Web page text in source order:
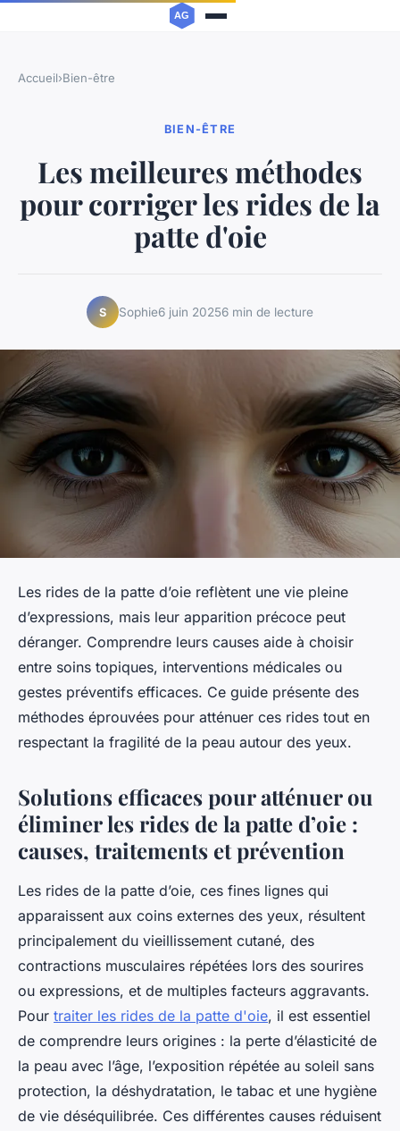
Accueil›Bien-être
BIEN-ÊTRE
Les meilleures méthodes
pour corriger les rides de la
patte d'oie
S Sophie6 juin 20256 min de lecture
Les rides de la patte d’oie reflètent une vie pleine
d’expressions, mais leur apparition précoce peut
déranger. Comprendre leurs causes aide à choisir
entre soins topiques, interventions médicales ou
gestes préventifs efficaces. Ce guide présente des
méthodes éprouvées pour atténuer ces rides tout en
respectant la fragilité de la peau autour des yeux.
Solutions efficaces pour atténuer ou
éliminer les rides de la patte d’oie :
causes, traitements et prévention
Les rides de la patte d’oie, ces fines lignes qui
apparaissent aux coins externes des yeux, résultent
principalement du vieillissement cutané, des
contractions musculaires répétées lors des sourires
ou expressions, et de multiples facteurs aggravants.
Pour traiter les rides de la patte d'oie, il est essentiel
de comprendre leurs origines : la perte d’élasticité de
la peau avec l’âge, l’exposition répétée au soleil sans
protection, la déshydratation, le tabac et une hygiène
de vie déséquilibrée. Ces différentes causes réduisent